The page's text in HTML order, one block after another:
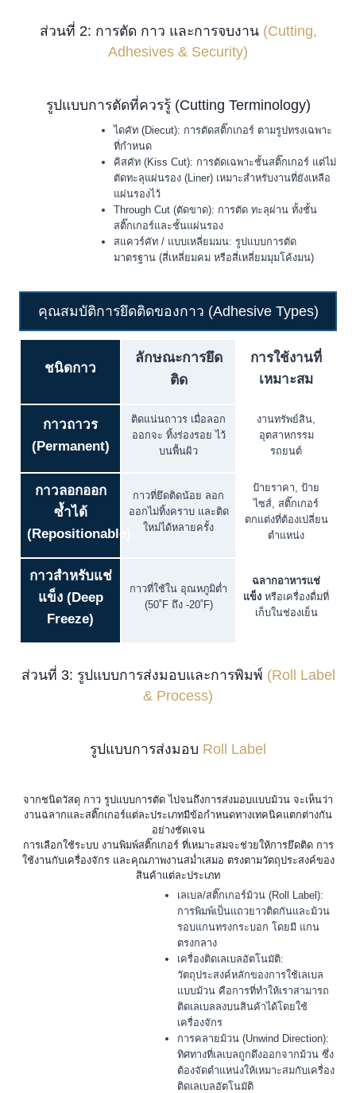
ส่วนที่ 2: การตัด กาว และการจบงาน (Cutting,
Adhesives & Security)
รูปแบบการตัดที่ควรรู้ (Cutting Terminology)
ไดคัท (Diecut): การตัดสติ๊กเกอร์ ตามรูปทรงเฉพาะ
ที่กำหนด
คิสคัท (Kiss Cut): การตัดเฉพาะชั้นสติ๊กเกอร์ แต่ไม่
ตัดทะลุแผ่นรอง (Liner) เหมาะสำหรับงานที่ยังเหลือ
แผ่นรองไว้
Through Cut (ตัดขาด): การตัด ทะลุผ่าน ทั้งชั้น
สติ๊กเกอร์และชั้นแผ่นรอง
สแควร์คัท / แบบเหลี่ยมมน: รูปแบบการตัด
มาตรฐาน (สี่เหลี่ยมคม หรือสี่เหลี่ยมมุมโค้งมน)
คุณสมบัติการยึดติดของกาว (Adhesive Types)
ชนิดกาว
ลักษณะการยึด
ติด
การใช้งานที่
เหมาะสม
กาวถาวร
(Permanent)
ติดแน่นถาวร เมื่อลอก
ออกจะ ทิ้งร่องรอย ไว้
บนพื้นผิว
งานทรัพย์สิน,
อุตสาหกรรม
รถยนต์
กาวลอกออก
ซ้ำได้
(Repositionable)
กาวที่ยึดติดน้อย ลอก
ออกไม่ทิ้งคราบ และติด
ใหม่ได้หลายครั้ง
ป้ายราคา, ป้าย
ไซส์, สติ๊กเกอร์
ตกแต่งที่ต้องเปลี่ยน
ตำแหน่ง
กาวสำหรับแช่
แข็ง (Deep
Freeze)
กาวที่ใช้ใน อุณหภูมิต่ำ
(50˚F ถึง -20˚F)
ฉลากอาหารแช่
แข็ง หรือเครื่องดื่มที่
เก็บในช่องเย็น
ส่วนที่ 3: รูปแบบการส่งมอบและการพิมพ์ (Roll Label
& Process)
รูปแบบการส่งมอบ Roll Label
จากชนิดวัสดุ กาว รูปแบบการตัด ไปจนถึงการส่งมอบแบบม้วน จะเห็นว่า
งานฉลากและสติ๊กเกอร์แต่ละประเภทมีข้อกำหนดทางเทคนิคแตกต่างกัน
อย่างชัดเจน
การเลือกใช้ระบบ งานพิมพ์สติ๊กเกอร์ที่เหมาะสมจะช่วยให้การยึดติด การ
ใช้งานกับเครื่องจักร และคุณภาพงานสม่ำเสมอ ตรงตามวัตถุประสงค์ของ
สินค้าแต่ละประเภท
เลเบล/สติ๊กเกอร์ม้วน (Roll Label):
การพิมพ์เป็นแถวยาวติดกันและม้วน
รอบแกนทรงกระบอก โดยมี แกน
ตรงกลาง
เครื่องติดเลเบลอัตโนมัติ:
วัตถุประสงค์หลักของการใช้เลเบล
แบบม้วน คือการที่ทำให้เราสามารถ
ติดเลเบลลงบนสินค้าได้โดยใช้
เครื่องจักร
การคลายม้วน (Unwind Direction):
ทิศทางที่เลเบลถูกดึงออกจากม้วน ซึ่ง
ต้องจัดตำแหน่งให้เหมาะสมกับเครื่อง
ติดเลเบลอัตโนมัติ